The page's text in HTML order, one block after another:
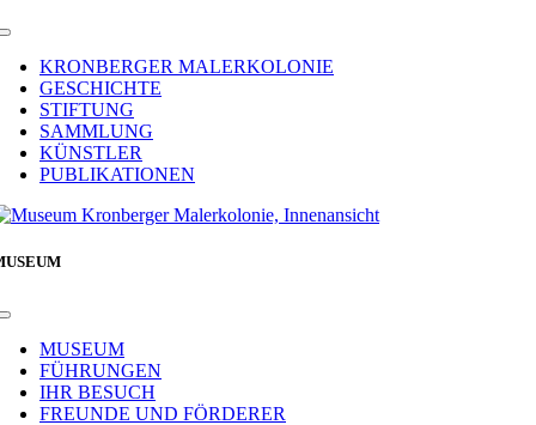
Toggle
NavigationKRONBERGER MALERKOLONIE
GESCHICHTE
STIFTUNG
SAMMLUNG
KÜNSTLER
PUBLIKATIONEN
Toggle
NavigationMUSEUM
FÜHRUNGEN
IHR BESUCH
FREUNDE UND FÖRDERER